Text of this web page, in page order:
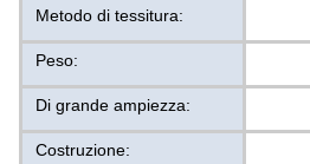
Metodo di tessitura:
Peso:
Di grande ampiezza:
Costruzione: